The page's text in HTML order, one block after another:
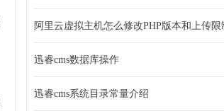
阿里云虚拟主机怎么修改PHP版本和上传限
迅睿cms数据库操作
迅睿cms系统目录常量介绍